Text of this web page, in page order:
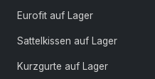
Eurofit auf Lager
Sattelkissen auf Lager
Kurzgurte auf Lager